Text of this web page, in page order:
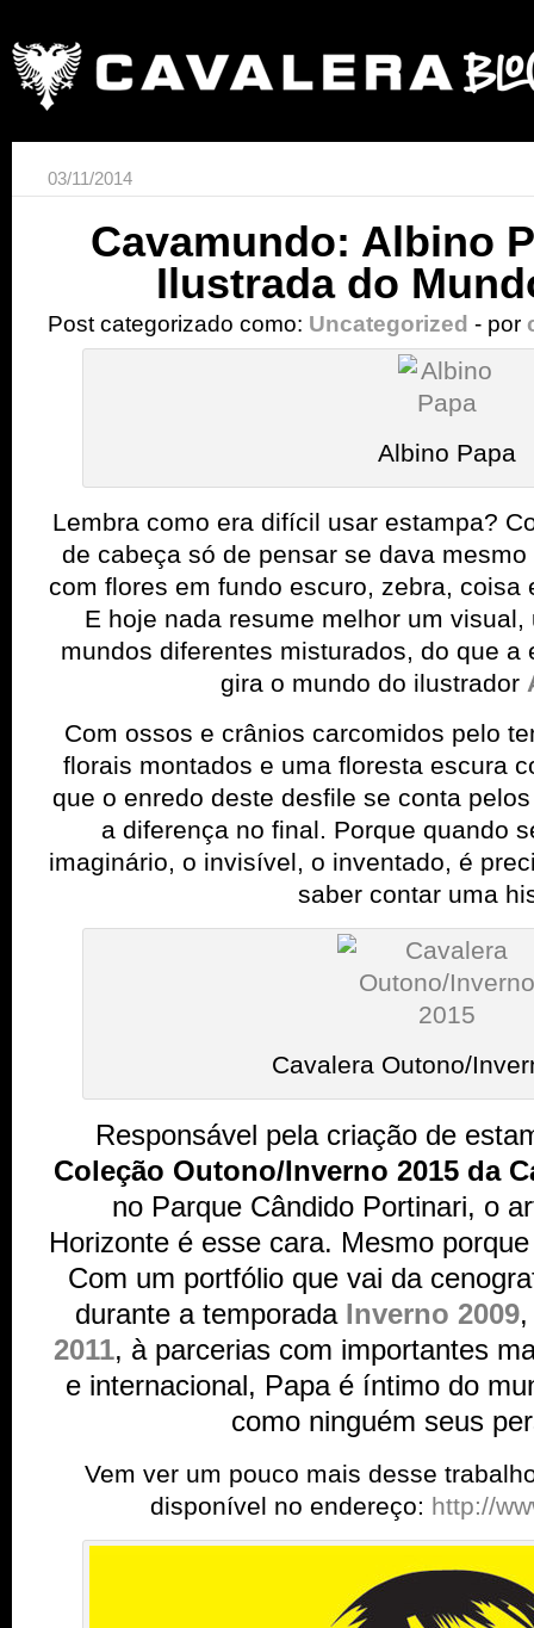
03/11/2014
Cavamundo: Albino
Ilustrada do
Post categorizado como: Uncategorized - por
Albino Papa
Lembra como era difícil usar estampa?
de cabeça só de pensar se dava
com flores em fundo escuro, zebra, coisa
E hoje nada resume melhor um
mundos diferentes misturados, do que a
gira o mundo do ilustrador
Com ossos e crânios carcomidos pelo
florais montados e uma floresta escura
que o enredo deste desfile se conta
a diferença no final. Porque quando
imaginário, o invisível, o inventado, é
saber contar uma
Cavalera Outono/
Responsável pela criação de
Coleção Outono/Inverno 2015 da
no Parque Cândido Portinari, o
Horizonte é esse cara. Mesmo
Com um portfólio que vai da
durante a temporada Inverno 2009
2011, à parcerias com importantes
e internacional, Papa é íntimo do
como ninguém seus
Vem ver um pouco mais desse
disponível no endereço: http://